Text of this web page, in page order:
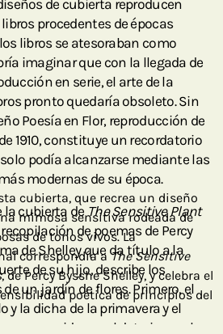
de cubierta reproducen
procedentes de épocas
libros se atesoraban como
imaginar que con la llegada de
en serie, el arte de la
pronto quedaría obsoleto. Sin
Poesía en Flor, reproducción de
1910, constituye un recordatorio
podía alcanzarse mediante las
modernas de su época.
la cubierta deThe Sensitive Plant
de poemas de Percy
de Shelley que da título a la
de su hijo, describe los
un jardín de flores. Primero, el
y la dicha de la primavera y el
consumido por el deterioro y el
cubierta, que recrea un diseño
mimosa sensitiva rodeada de
de tonos vivos. La
correspondía aThe Sensitive
, de Percy Bysshe Shelley, y celebra el
poética de principios del